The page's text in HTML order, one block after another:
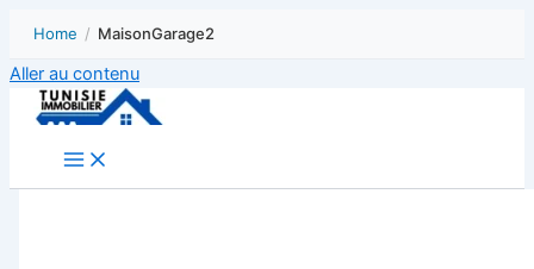
Home / MaisonGarage2
Aller au contenu